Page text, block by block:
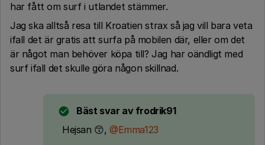
har fått om surf i utlandet stämmer.
Jag ska alltså resa till Kroatien strax så jag vill bara veta
ifall det är gratis att surfa på mobilen där, eller om det
är något man behöver köpa till? Jag har oändligt med
surf ifall det skulle göra någon skillnad.
Bäst svar av frodrik91
Hejsan 😙, @Emma123